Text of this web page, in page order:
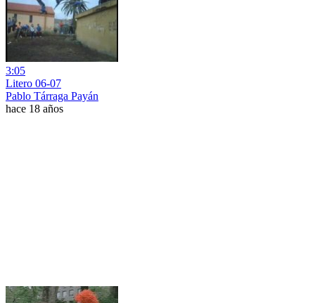
3:05
Litero 06-07
Pablo Tárraga Payán
hace 18 años